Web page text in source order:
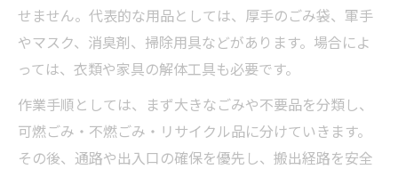
せません。代表的な用品としては、厚手のごみ袋、軍手
やマスク、消臭剤、掃除用具などがあります。場合によ
っては、衣類や家具の解体工具も必要です。
作業手順としては、まず大きなごみや不要品を分類し、
可燃ごみ・不燃ごみ・リサイクル品に分けていきます。
その後、通路や出入口の確保を優先し、搬出経路を安全